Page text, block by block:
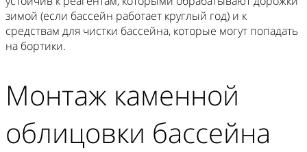
зимой (если бассейн работает круглый год) и к
средствам для чистки бассейна, которые могут попадать
на бортики.
Монтаж каменной
облицовки бассейна